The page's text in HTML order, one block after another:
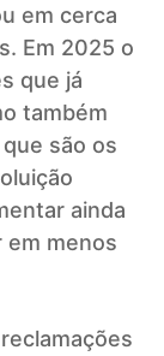
em cerca
Em 2025 o
que já
também
são os
ainda
em menos